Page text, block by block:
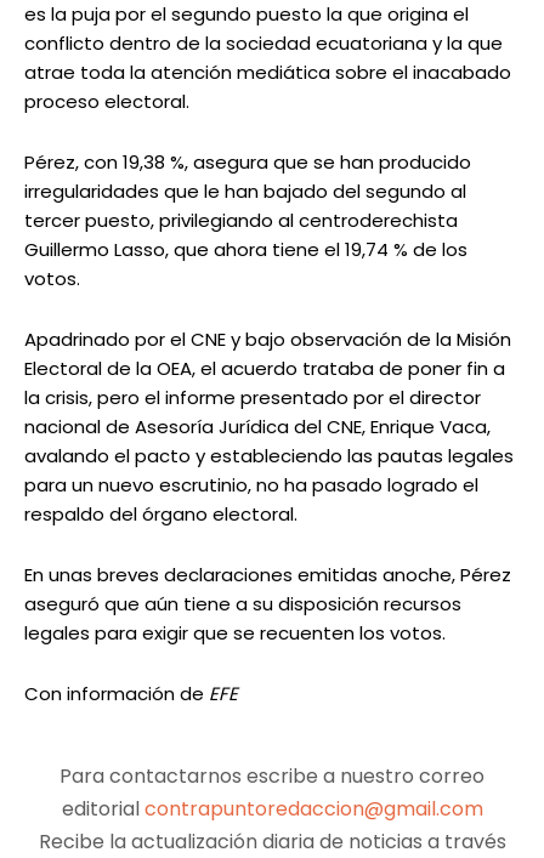
es la puja por el segundo puesto la que origina el
conflicto dentro de la sociedad ecuatoriana y la que
atrae toda la atención mediática sobre el inacabado
proceso electoral.
Pérez, con 19,38 %, asegura que se han producido
irregularidades que le han bajado del segundo al
tercer puesto, privilegiando al centroderechista
Guillermo Lasso, que ahora tiene el 19,74 % de los
votos.
Apadrinado por el CNE y bajo observación de la Misión
Electoral de la OEA, el acuerdo trataba de poner fin a
la crisis, pero el informe presentado por el director
nacional de Asesoría Jurídica del CNE, Enrique Vaca,
avalando el pacto y estableciendo las pautas legales
para un nuevo escrutinio, no ha pasado logrado el
respaldo del órgano electoral.
En unas breves declaraciones emitidas anoche, Pérez
aseguró que aún tiene a su disposición recursos
legales para exigir que se recuenten los votos.
Con información de EFE
Para contactarnos escribe a nuestro correo
editorialcontrapuntoredaccion@gmail.com
Recibe la actualización diaria de noticias a través